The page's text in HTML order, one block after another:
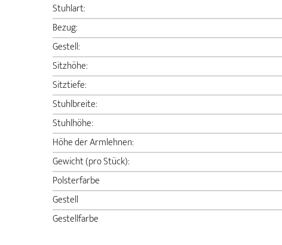
Stuhlart:
Bezug:
Gestell:
Sitzhöhe:
Sitztiefe:
Stuhlbreite:
Stuhlhöhe:
Höhe der Armlehnen:
Gewicht (pro Stück):
Polsterfarbe
Gestell
Gestellfarbe